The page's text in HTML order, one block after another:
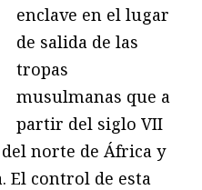
enclave en el lugar
de salida de las
tropas
musulmanas que a
partir del siglo VII
norte de África y
El control de esta